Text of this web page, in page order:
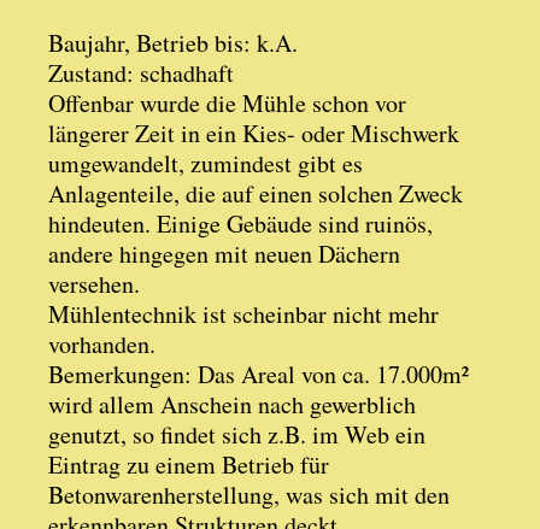
Baujahr, Betrieb bis: k.A.
Zustand: schadhaft
Offenbar wurde die Mühle schon vor
längerer Zeit in ein Kies- oder Mischwerk
umgewandelt, zumindest gibt es
Anlagenteile, die auf einen solchen Zweck
hindeuten. Einige Gebäude sind ruinös,
andere hingegen mit neuen Dächern
versehen.
Mühlentechnik ist scheinbar nicht mehr
vorhanden.
Bemerkungen: Das Areal von ca. 17.000m²
wird allem Anschein nach gewerblich
genutzt, so findet sich z.B. im Web ein
Eintrag zu einem Betrieb für
Betonwarenherstellung, was sich mit den